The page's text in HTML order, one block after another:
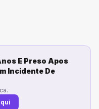
E Preso Apos
Incidente De